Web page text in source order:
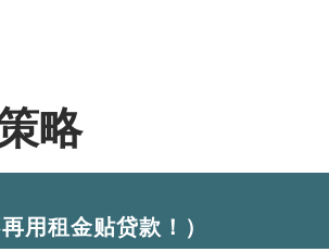
略
用租金贴贷款！）